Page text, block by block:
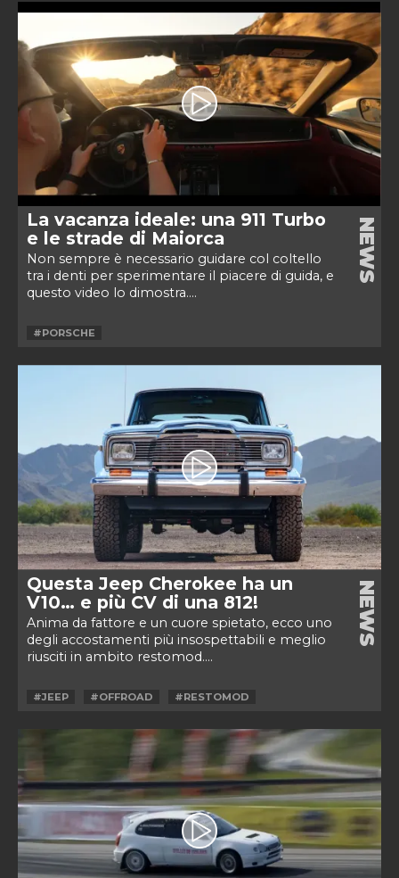
La vacanza ideale: una 911 Turbo
e le strade di Maiorca
Non sempre è necessario guidare col coltello
tra i denti per sperimentare il piacere di guida, e
questo video lo dimostra....
NEWS
#PORSCHE
Questa Jeep Cherokee ha un
V10… e più CV di una 812!
Anima da fattore e un cuore spietato, ecco uno
degli accostamenti più insospettabili e meglio
riusciti in ambito restomod....
NEWS
#JEEP #OFFROAD #RESTOMOD